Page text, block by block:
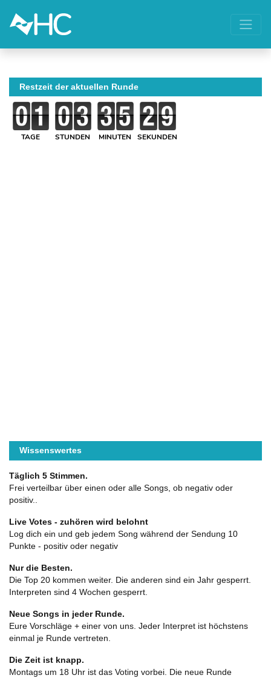
Restzeit der aktuellen Runde
TAGE STUNDEN MINUTEN SEKUNDEN
Wissenswertes
Täglich 5 Stimmen.
Frei verteilbar über einen oder alle Songs, ob negativ oder
positiv..
Live Votes - zuhören wird belohnt
Log dich ein und geb jedem Song während der Sendung 10
Punkte - positiv oder negativ
Nur die Besten.
Die Top 20 kommen weiter. Die anderen sind ein Jahr gesperrt.
Interpreten sind 4 Wochen gesperrt.
Neue Songs in jeder Runde.
Eure Vorschläge + einer von uns. Jeder Interpret ist höchstens
einmal je Runde vertreten.
Die Zeit ist knapp.
Montags um 18 Uhr ist das Voting vorbei. Die neue Runde